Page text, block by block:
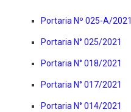
Portaria Nº 025-A/2021
Portaria N° 025/2021
Portaria N° 018/2021
Portaria N° 017/2021
Portaria N° 014/2021